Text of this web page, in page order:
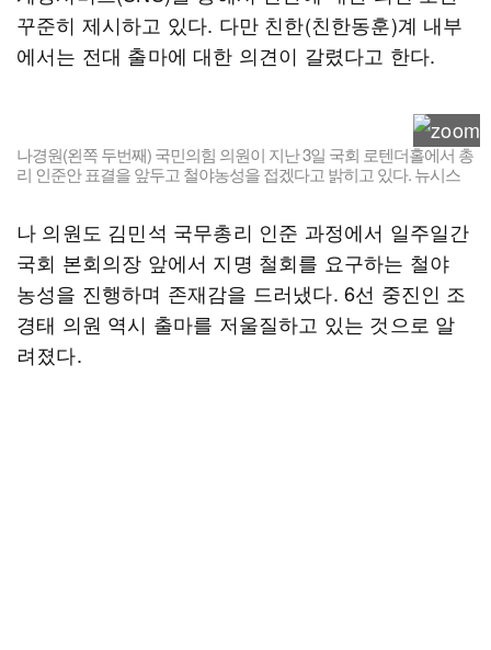
꾸준히 제시하고 있다. 다만 친한(친한동훈)계 내부
에서는 전대 출마에 대한 의견이 갈렸다고 한다.
나경원(왼쪽 두번째) 국민의힘 의원이 지난 3일 국회 로텐더홀에서 총
리 인준안 표결을 앞두고 철야농성을 접겠다고 밝히고 있다. 뉴시스
나 의원도 김민석 국무총리 인준 과정에서 일주일간
국회 본회의장 앞에서 지명 철회를 요구하는 철야
농성을 진행하며 존재감을 드러냈다. 6선 중진인 조
경태 의원 역시 출마를 저울질하고 있는 것으로 알
려졌다.